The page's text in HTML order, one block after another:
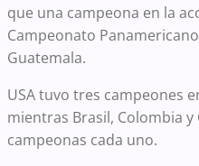
que una campeona en la
Campeonato
Guatemala.
USA tuvo tres campeones
mientras Brasil, Colombia
campeonas cada uno.